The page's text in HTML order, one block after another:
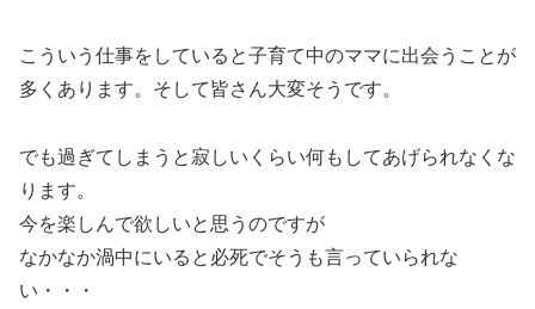
こういう仕事をしていると子育て中のママに出会うことが
多くあります。そして皆さん大変そうです。
でも過ぎてしまうと寂しいくらい何もしてあげられなくな
ります。
今を楽しんで欲しいと思うのですが
なかなか渦中にいると必死でそうも言っていられな
い・・・